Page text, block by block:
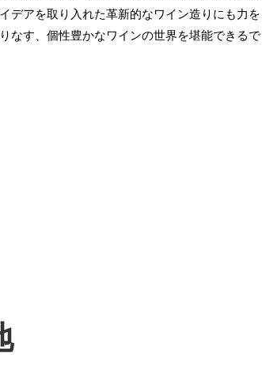
デアを取り入れた革新的なワイン造りにも力を
なす、個性豊かなワインの世界を堪能できるで